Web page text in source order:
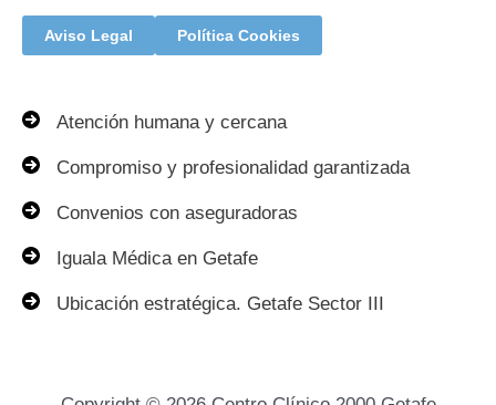
Aviso Legal Política Cookies
Atención humana y cercana
Compromiso y profesionalidad garantizada
Convenios con aseguradoras
Iguala Médica en Getafe
Ubicación estratégica. Getafe Sector III